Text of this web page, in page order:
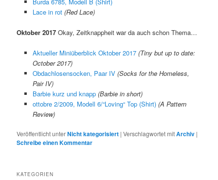
Lace in rot (Red Lace)
Oktober 2017 Okay, Zeitknappheit war da auch schon Thema…
Aktueller Miniüberblick Oktober 2017 (Tiny but up to date:
October 2017)
Obdachlosensocken, Paar IV (Socks for the Homeless,
Pair IV)
Barbie kurz und knapp (Barbie in short)
ottobre 2/2009, Modell 6/“Loving“ Top (Shirt) (A Pattern
Review)
Veröffentlicht unterNicht kategorisiert |Verschlagwortet mitArchiv |
Schreibe einen Kommentar
KATEGORIEN